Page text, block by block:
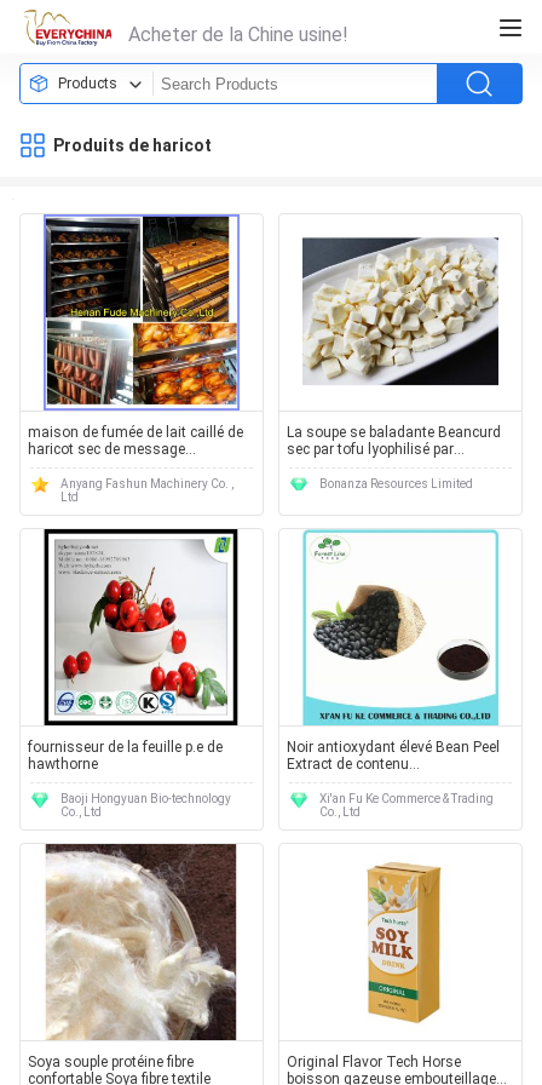
Acheter de la Chine usine!
Products
Produits de haricot
maison de fumée de lait caillé de
haricot sec de message
publicitaire
Anyang Fashun Machinery Co. ,
Ltd
La soupe se baladante Beancurd
sec par tofu lyophilisé par
ingrédient à nourriture de vente
découpeBonanza Resources Limited
fournisseur de la feuille p.e de
hawthorne
Baoji Hongyuan Bio-technology
Co., Ltd
Noir antioxydant élevé Bean Peel
Extract de contenu
d'approvisionnement d'usine
Xi'an Fu Ke Commerce & Trading
Co., Ltd
Soya souple protéine fibre
confortable Soya fibre textile
Original Flavor Tech Horse
boisson gazeuse embouteillage